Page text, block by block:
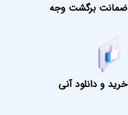
ضمانت برگشت وجه
خرید و دانلود آنی